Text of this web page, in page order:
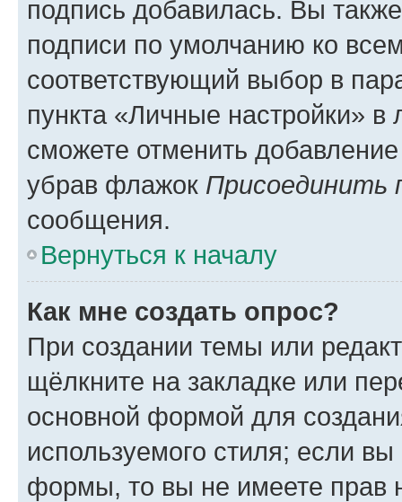
подпись добавилась. Вы
подписи по умолчанию ко
соответствующий выбор в
пункта «Личные настройки»
сможете отменить
убрав флажок Присоединить
сообщения.
Вернуться к началу
Как мне создать опрос?
При создании темы или
щёлкните на закладке или
основной формой для
используемого стиля; если
формы, то вы не имеете прав